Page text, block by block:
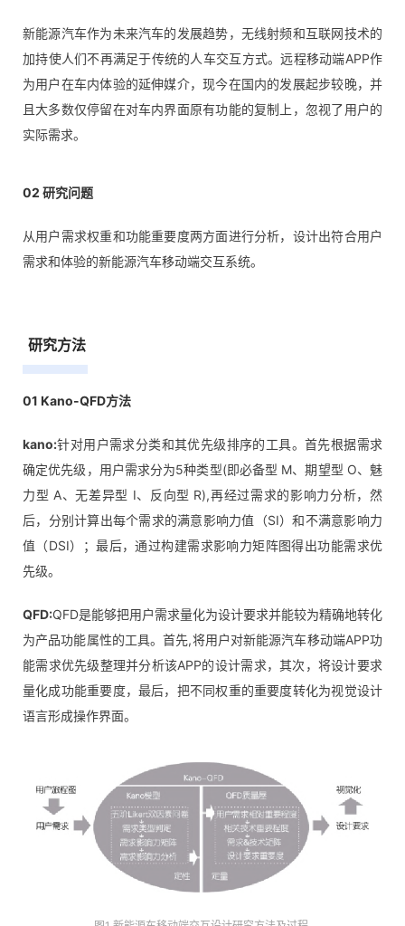
新能源汽车作为未来汽车的发展趋势，无线射频和互联网技术的
加持使人们不再满足于传统的人车交互方式。远程移动端APP作
为用户在车内体验的延伸媒介，现今在国内的发展起步较晚，并
且大多数仅停留在对车内界面原有功能的复制上，忽视了用户的
实际需求。
02 研究问题
从用户需求权重和功能重要度两方面进行分析，设计出符合用户
需求和体验的新能源汽车移动端交互系统。
研究方法
01 Kano-QFD方法
kano:针对用户需求分类和其优先级排序的工具。首先根据需求
确定优先级，用户需求分为5种类型(即必备型 M、期望型 O、魅
力型 A、无差异型 I、反向型 R),再经过需求的影响力分析，然
后，分别计算出每个需求的满意影响力值（SI）和不满意影响力
值（DSI）；最后，通过构建需求影响力矩阵图得出功能需求优
先级。
QFD:QFD是能够把用户需求量化为设计要求并能较为精确地转化
为产品功能属性的工具。首先,将用户对新能源汽车移动端APP功
能需求优先级整理并分析该APP的设计需求，其次，将设计要求
量化成功能重要度，最后，把不同权重的重要度转化为视觉设计
语言形成操作界面。